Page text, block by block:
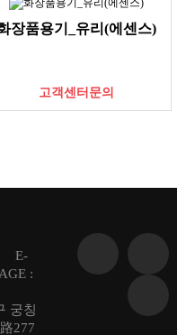
장품용기_유리(에센스)
고객센터문의
E-
:
궁칭
277